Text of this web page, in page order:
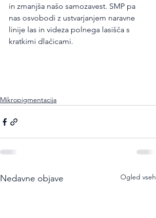
in zmanjša našo samozavest. SMP pa
nas osvobodi z ustvarjanjem naravne
linije las in videza polnega lasišča s
kratkimi dlačicami.
Mikropigmentacija
Nedavne objave Ogled vseh